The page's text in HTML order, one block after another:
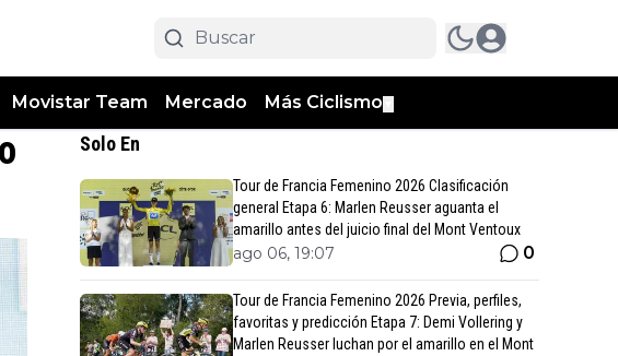
Movistar Team Mercado Más Ciclismo
Solo En
Tour de Francia Femenino 2026 Clasificación
general Etapa 6: Marlen Reusser aguanta el
amarillo antes del juicio final del Mont Ventoux
ago 06, 19:07 0
Tour de Francia Femenino 2026 Previa, perfiles,
favoritas y predicción Etapa 7: Demi Vollering y
Marlen Reusser luchan por el amarillo en el Mont